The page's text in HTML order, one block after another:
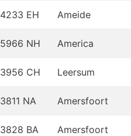
4233 EH Ameide
5966 NH America
3956 CH Leersum
3811 NA Amersfoort
3828 BA Amersfoort